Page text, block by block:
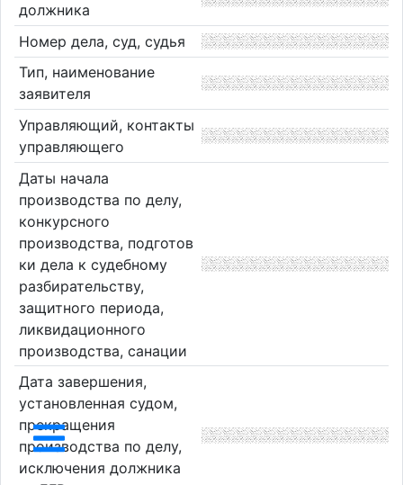
должника
Номер дела, суд, судья
Тип, наименование
заявителя
Управляющий, контакты
управляющего
Даты начала
производства по делу,
конкурсного
производства, подготов
ки дела к судебному
разбирательству,
защитного периода,
ликвидационного
производства, санации
Дата завершения,
установленная судом,
прекращения
производства по делу,
исключения должника